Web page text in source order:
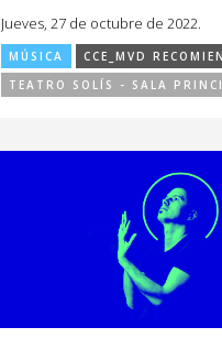
Jueves, 27 de octubre de 2022.
MÚSICA
CCE_MVD
TEATRO SOLÍS - SALA